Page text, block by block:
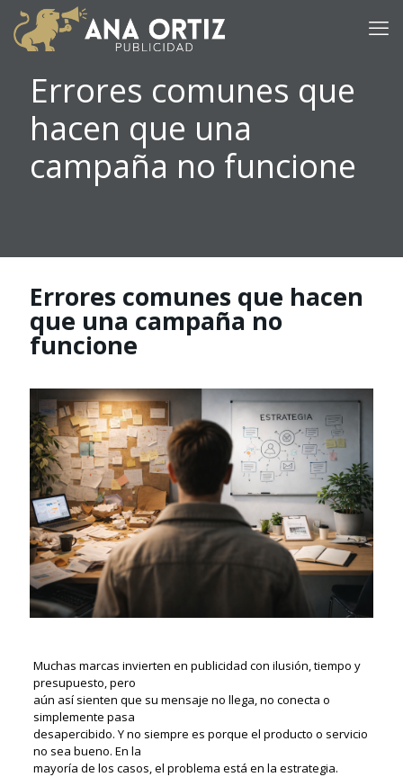
Errores comunes que
hacen que una
campaña no funcione
Errores comunes que hacen
que una campaña no
funcione
Muchas marcas invierten en publicidad con ilusión, tiempo y
presupuesto, pero
aún así sienten que su mensaje no llega, no conecta o
simplemente pasa
desapercibido. Y no siempre es porque el producto o servicio
no sea bueno. En la
mayoría de los casos, el problema está en la estrategia.